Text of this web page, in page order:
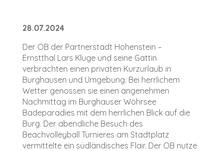
28.07.2024
Der OB der Partnerstadt Hohenstein –
Ernstthal Lars Klugeund seine Gattin
verbrachten einen privaten Kurzurlaub in
Burghausen und Umgebung. Bei herrlichem
Wetter genossen sie einen angenehmen
Nachmittag im Burghauser Wöhrsee
Badeparadies mit dem herrlichen Blick auf die
Burg. Der abendliche Besuch des
Beachvolleyball Turnieres am Stadtplatz
vermittelte ein südländisches Flair. Der OB nutze